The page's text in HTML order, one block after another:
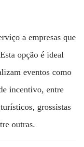
a empresas que
opção é ideal
eventos como
incentivo, entre
grossistas
outras.